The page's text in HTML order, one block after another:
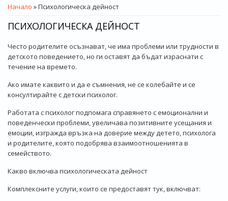
ВИЕ СТЕ ТУК
Начало » Психологическа дейност
ПСИХОЛОГИЧЕСКА ДЕЙНОСТ
Често родителите осъзнават, че има проблеми или трудности в
детското поведението, но ги оставят да бъдат израснати с
течение на времето.
Ако имате каквито и да е съмнения, не се колебайте и се
консултирайте с детски психолог.
Работата с психолог подпомага справянето с емоционални и
поведенчески проблеми, увеличава позитивните усещания и
емоции, изгражда връзка на доверие между детето, психолога
и родителите, която подобрява взаимоотношенията в
семейството.
Какво включва психологическата дейност
Комплексните услуги, които се предоставят тук, включват: